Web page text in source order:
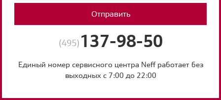
Отправить
(495) 137-98-50
Единый номер сервисного центра Neff работает без
выходных с 7:00 до 22:00